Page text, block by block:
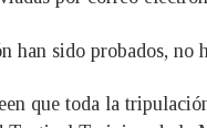
han sido probados,
que toda la